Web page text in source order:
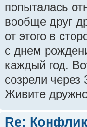
попыталась
вообще друг
от этого в
с днем
каждый год.
созрели через
Живите
Re: